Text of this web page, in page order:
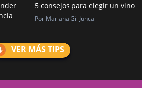
5 consejos para elegir un vino
Por Mariana Gil Juncal
VER MÁS TIPS